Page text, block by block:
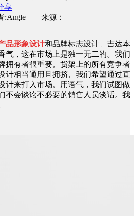
享
:Angle 来源：
品形象设计和品牌标志设计。吉达本
气，这在市场上是独一无二的。我们
拥有者很重要。货架上的所有竞争者
计相当通用且拥挤。我们希望通过直
计来打入市场。用语气，我们试图做
不会谈论不必要的销售人员谈话。我